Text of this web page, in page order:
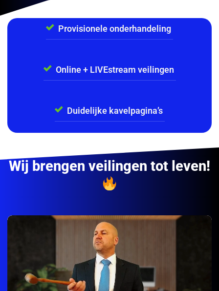
Provisionele onderhandeling
Online + LIVEstream veilingen
Duidelijke kavelpagina’s
Wij brengen veilingen tot leven!